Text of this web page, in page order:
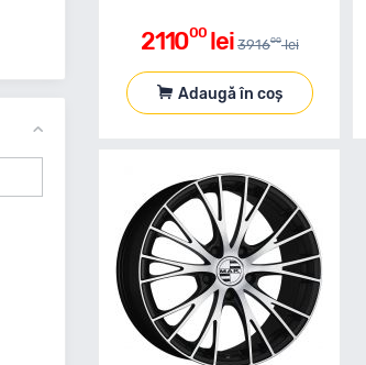
211000 lei 391600 lei
Adaugă în coș